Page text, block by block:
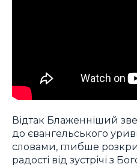
Відтак Блаженніший
до євангельського
словами, глибше
радості від зустрічі з